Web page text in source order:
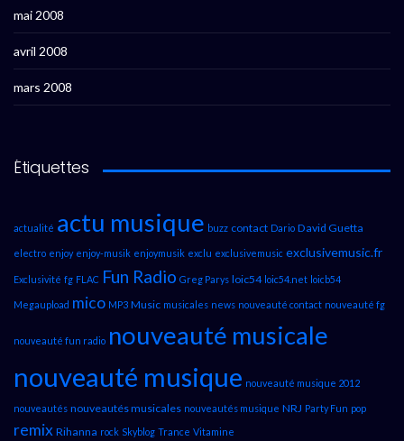
mai 2008
avril 2008
mars 2008
Étiquettes
actualité actu musique buzz contact Dario David Guetta
electro enjoy enjoy-musik enjoymusik exclu exclusivemusic exclusivemusic.fr
Exclusivité fg FLAC Fun Radio Greg Parys loic54 loic54.net loicb54
Megaupload mico MP3 Music musicales news nouveauté contact nouveauté fg
nouveauté fun radio nouveauté musicale
nouveauté musique nouveauté musique 2012
nouveautés nouveautés musicales nouveautés musique NRJ Party Fun pop
remix Rihanna rock Skyblog Trance Vitamine